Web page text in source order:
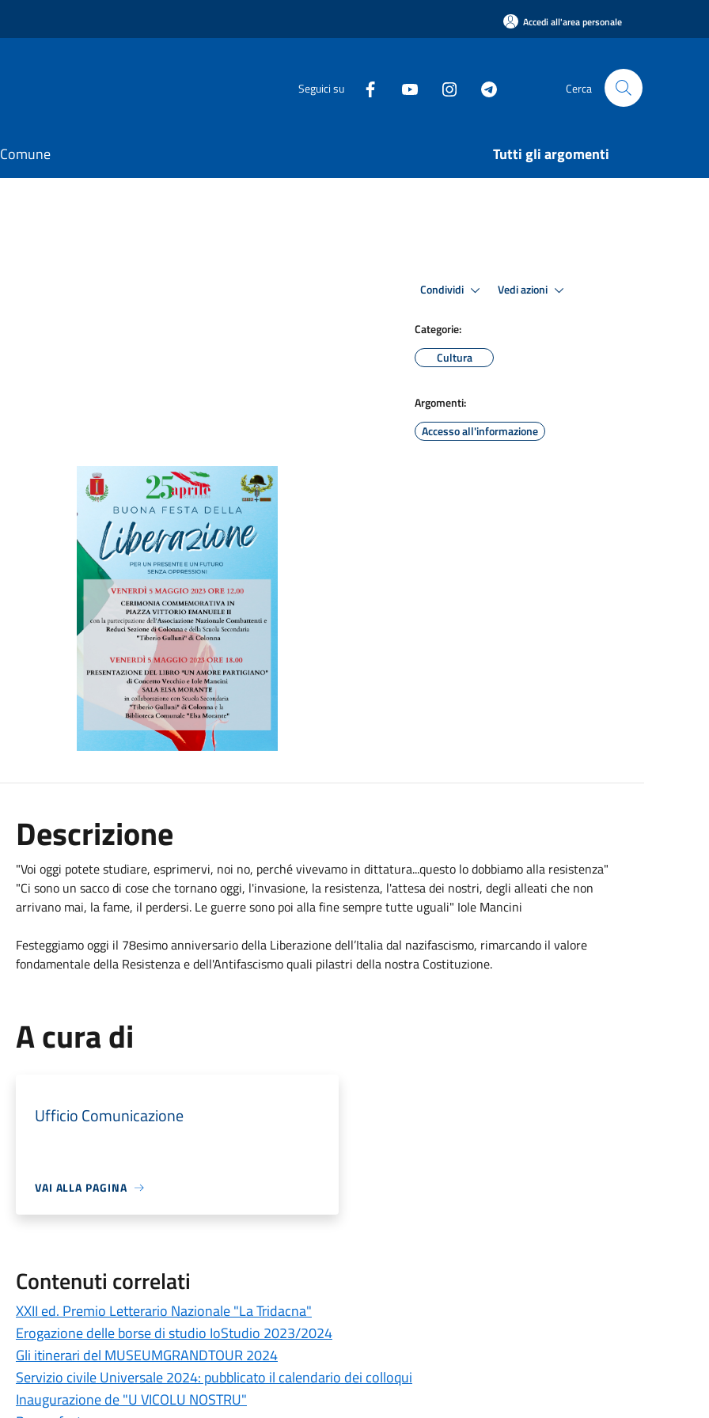
Accedi all'area personale
Seguici su Cerca
Tutti gli argomenti
Condividi Vedi azioni
Categorie:
Cultura
Argomenti:
Accesso all'informazione
Descrizione
"Voi oggi potete studiare, esprimervi, noi no, perché vivevamo in dittatura...questo lo dobbiamo alla resistenza"
"Ci sono un sacco di cose che tornano oggi, l'invasione, la resistenza, l'attesa dei nostri, degli alleati che non
arrivano mai, la fame, il perdersi. Le guerre sono poi alla fine sempre tutte uguali" Iole Mancini
Festeggiamo oggi il 78esimo anniversario della Liberazione dell’Italia dal nazifascismo, rimarcando il valore
fondamentale della Resistenza e dell'Antifascismo quali pilastri della nostra Costituzione.
A cura di
Ufficio Comunicazione
VAI ALLA PAGINA
Contenuti correlati
XXII ed. Premio Letterario Nazionale "La Tridacna"
Erogazione delle borse di studio IoStudio 2023/2024
Gli itinerari del MUSEUMGRANDTOUR 2024
Servizio civile Universale 2024: pubblicato il calendario dei colloqui
Inaugurazione de "U VICOLU NOSTRU"